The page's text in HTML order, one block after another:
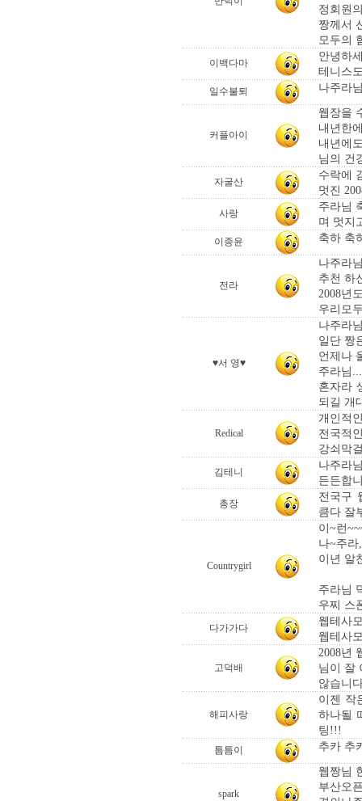
정회원
짱께서
모두의
이백다마
안녕하
테니스
일수불퇴 나주라
커플아이
웹장을
내년한
내년에
님의 건
자굴산
수락에
멋진
사랑
주라님
며 멋지
이종윤 축하 축
전라
나주라
추천 하
2008년
우리모
♥서 영♥
나주라
일단 짱
언제나
주라님
혼자라
되길 개
Redical
개인적
전국적
강쇠막
김테니
나주라
든든합
총장
전국구
큼다 잘
Countrygirl
이~런
나~주
이년 알
주라님
우찌 스
다가가다
웹테사
웹테사
고덕배
2008년
님이 잘
않습니
해피사랑
이젠 작
하나될
팅!!!
틈틈이 추카 추
spark
웹짱님
부산오